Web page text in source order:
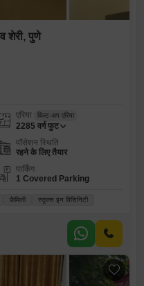
शेरी, पुणे
एरिया बिल्ट-अप एरिया
2285 वर्ग फुट
पॉसेशन स्थिति
रहने के लिए तैयार
पार्किंग
1 Covered Parking
फ़ैमिली स्कूल्स इन विसिनिटी